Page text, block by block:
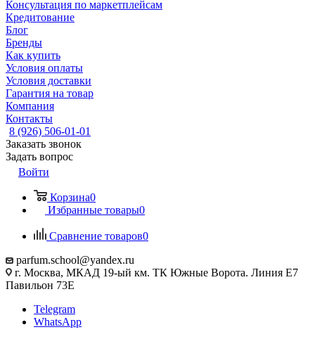
Консультация по маркетплейсам
Кредитование
Блог
Бренды
Как купить
Условия оплаты
Условия доставки
Гарантия на товар
Компания
Контакты
8 (926) 506-01-01
Заказать звонок
Задать вопрос
Войти
Корзина0
Избранные товары0
Сравнение товаров0
parfum.school@yandex.ru
г. Москва, МКАД 19-ый км. ТК Южные Ворота. Линия Е7
Павильон 73Е
Telegram
WhatsApp